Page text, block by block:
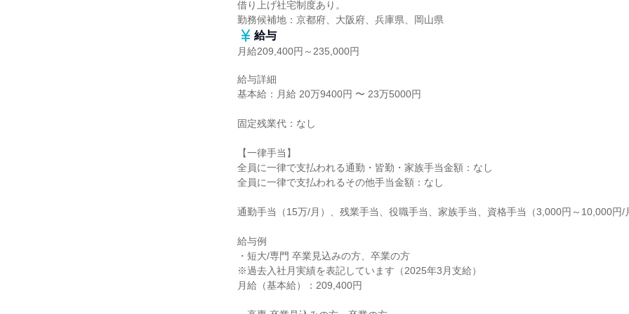
借り上げ社宅制度あり。
勤務候補地：京都府、大阪府、兵庫県、岡山県
給与
月給209,400円～235,000円
給与詳細
基本給：月給 20万9400円 〜 23万5000円
固定残業代：なし
【一律手当】
全員に一律で支払われる通勤・皆勤・家族手当金額：なし
全員に一律で支払われるその他手当金額：なし
通勤手当（15万/月）、残業手当、役職手当、家族手当、資格手当（3,000円～10,000円/
給与例
・短大/専門 卒業見込みの方、卒業の方
※過去入社月実績を表記しています（2025年3月支給）
月給（基本給）：209,400円